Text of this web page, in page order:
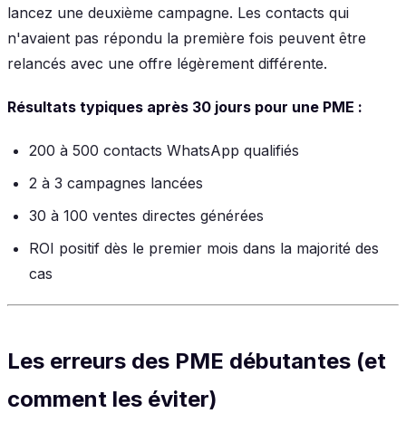
lancez une deuxième campagne. Les contacts qui
n'avaient pas répondu la première fois peuvent être
relancés avec une offre légèrement différente.
Résultats typiques après 30 jours pour une PME :
200 à 500 contacts WhatsApp qualifiés
2 à 3 campagnes lancées
30 à 100 ventes directes générées
ROI positif dès le premier mois dans la majorité des
cas
Les erreurs des PME débutantes (et
comment les éviter)